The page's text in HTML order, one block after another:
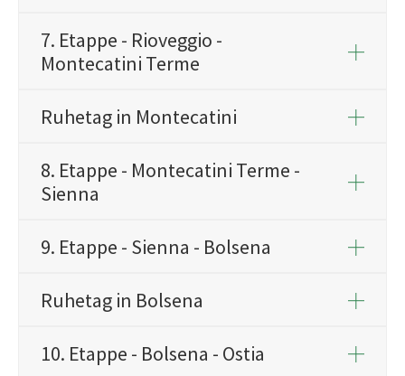
7. Etappe - Rioveggio -
Montecatini Terme
Ruhetag in Montecatini
8. Etappe - Montecatini Terme -
Sienna
9. Etappe - Sienna - Bolsena
Ruhetag in Bolsena
10. Etappe - Bolsena - Ostia